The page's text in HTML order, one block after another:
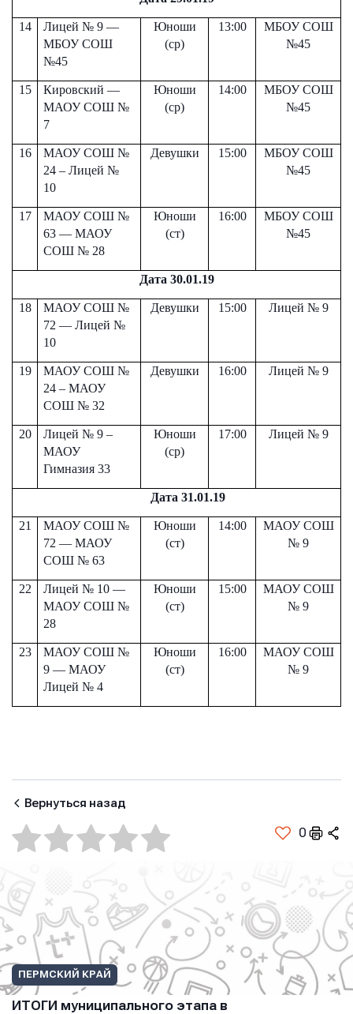
14
Лицей № 9 —
МБОУ СОШ
№45
Юноши
(ср)
13:00
МБОУ СОШ
№45
15
Кировский —
МАОУ СОШ №
7
Юноши
(ср)
14:00
МБОУ СОШ
№45
16
МАОУ СОШ №
24 – Лицей №
10
Девушки 15:00
МБОУ СОШ
№45
17
МАОУ СОШ №
63 — МАОУ
СОШ № 28
Юноши
(ст)
16:00
МБОУ СОШ
№45
Дата 30.01.19
18
МАОУ СОШ №
72 — Лицей №
10
Девушки 15:00 Лицей № 9
19
МАОУ СОШ №
24 – МАОУ
СОШ № 32
Девушки 16:00 Лицей № 9
20
Лицей № 9 –
МАОУ
Гимназия 33
Юноши
(ср)
17:00 Лицей № 9
Дата 31.01.19
21
МАОУ СОШ №
72 — МАОУ
СОШ № 63
Юноши
(ст)
14:00
МАОУ СОШ
№ 9
22
Лицей № 10 —
МАОУ СОШ №
28
Юноши
(ст)
1 5:00
МАОУ СОШ
№ 9
23
МАОУ СОШ №
9 — МАОУ
Лицей № 4
Юноши
(ст)
16:00
МАОУ СОШ
№ 9
Вернуться назад
0
Другие новости
ПЕРМСКИЙ КРАЙ
ИТОГИ муниципального этапа в
E-mail
Телефон
Сообщение
Отправить
Нажимая кнопку “Отправить”, вы соглашаетесь с
условиями обработки персональных данных
E-mail
Телефон
Сообщение
Отправить
Нажимая кнопку “Отправить”, вы соглашаетесь с
условиями обработки персональных данных
E-mail
Сообщение
Нажимая кнопку “Отправить”, вы соглашаетесь с
условиями обработки персональных данных